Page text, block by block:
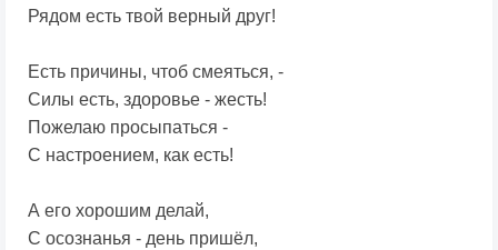
Рядом есть твой верный друг!
Есть причины, чтоб смеяться, -
Силы есть, здоровье - жесть!
Пожелаю просыпаться -
С настроением, как есть!
А его хорошим делай,
С осознанья - день пришёл,